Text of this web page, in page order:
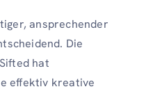
ansprechender
Die
hat
effektiv kreative